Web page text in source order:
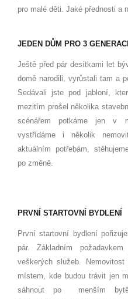
pro malé děti. Jaké přednosti a
JEDEN DŮM PRO 3
Ještě před pár desítkami let
domě narodili, vyrůstali tam a
Sedávali jste pod jabloní,
mezitím prošel několika
scénářem potkáme jen v
vystřídáme i několik
aktuálním potřebám,
po změně.
PRVNÍ STARTOVNÍ BYDLENÍ
První startovní bydlení
pár. Základním
veškerých služeb.
místem, kde budou trávit jen
sáhnout po menším